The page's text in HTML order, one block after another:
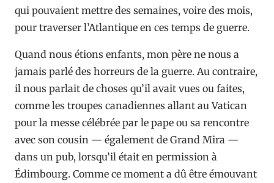
qui pouvaient mettre des semaines, voire des mois,
pour traverser l’Atlantique en ces temps de guerre.
Quand nous étions enfants, mon père ne nous a
jamais parlé des horreurs de la guerre. Au contraire,
il nous parlait de choses qu’il avait vues ou faites,
comme les troupes canadiennes allant au Vatican
pour la messe célébrée par le pape ou sa rencontre
avec son cousin — également de Grand Mira —
dans un pub, lorsqu’il était en permission à
Édimbourg. Comme ce moment a dû être émouvant